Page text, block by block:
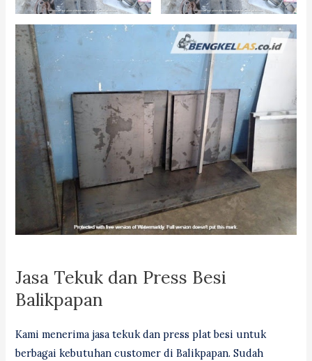
Jasa Tekuk dan Press Besi
Balikpapan
Kami menerima jasa tekuk dan press plat besi untuk
berbagai kebutuhan customer di Balikpapan. Sudah